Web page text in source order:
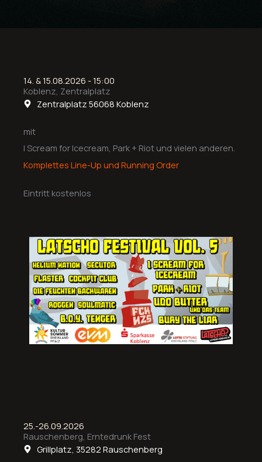
14. & 15.08.2026 - 15:00
Koblenz, Zentralplatz
Zentralplatz 56068 Koblenz
mit
I Scream for Icecream, Park + Riot und vielen anderen.
Komplettes Line-Up und Running Order
Eintritt kostenlos
25.-26.09.2026
Rauschenberg, Erntedrunk Fest
Grillplatz, 35282 Rauschenberg